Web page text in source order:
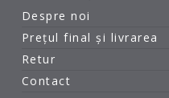
Despre noi
Prețul final și livrarea
Retur
Contact